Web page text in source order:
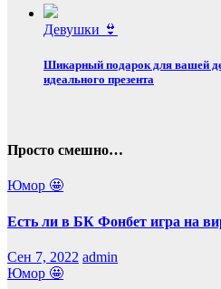
Девушки 👙
Шикарный подарок для вашей
идеального презента
Просто смешно…
Юмор 🤩
Есть ли в БК Фонбет игра на
Сен 7, 2022 admin
Юмор 🤩